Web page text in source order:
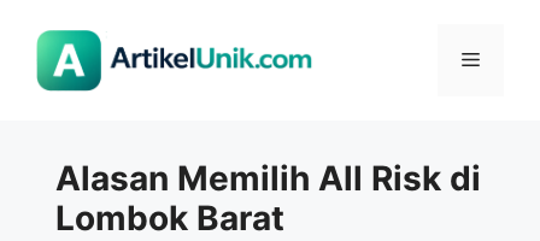
Menu
Alasan Memilih All Risk di
Lombok Barat